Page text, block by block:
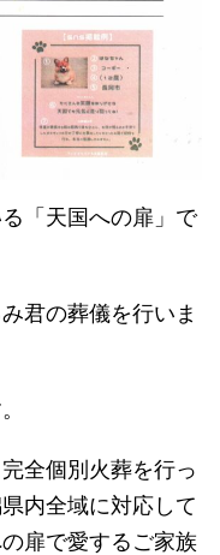
「天国への扉」で
君の葬儀を行いま
全個別火葬を行っ
内全域に対応して
扉で愛するご家族